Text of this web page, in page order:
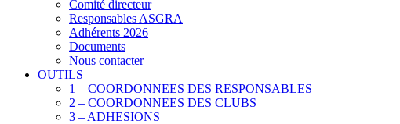
Comité directeur
Responsables ASGRA
Adhérents 2026
Documents
Nous contacter
OUTILS
1 – COORDONNEES DES RESPONSABLES
2 – COORDONNEES DES CLUBS
3 – ADHESIONS